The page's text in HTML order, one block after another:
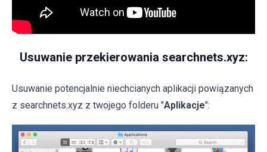
Usuwanie przekierowania searchnets.xyz:
Usuwanie potencjalnie niechcianych aplikacji powiązanych
z searchnets.xyz z twojego folderu "Aplikacje":